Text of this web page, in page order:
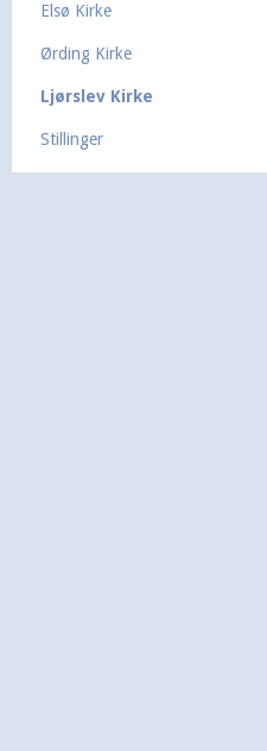
Elsø Kirke
Ørding Kirke
Ljørslev Kirke
Stillinger